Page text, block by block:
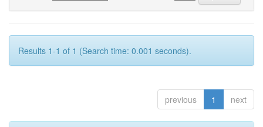
Results 1-1 of 1 (Search time: 0.001 seconds).
previous 1 next